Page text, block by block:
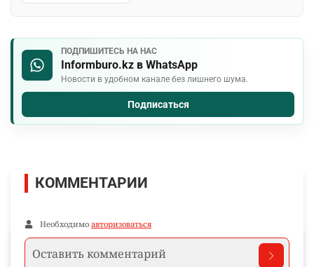
ПОДПИШИТЕСЬ НА НАС
Informburo.kz в WhatsApp
Новости в удобном канале без лишнего шума.
Подписаться
КОММЕНТАРИИ
Необходимо авторизоваться